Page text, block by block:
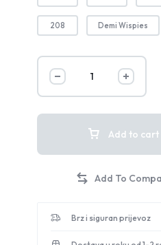
208 Demi Wispies
Add to cart
Brz i siguran prijevoz